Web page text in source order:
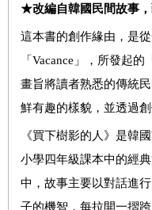
★改編自韓國民間故事
這本書的創作緣由，是
「 Vacance 」，所發起的
畫旨將讀者熟悉的傳統
鮮有趣的樣貌，並透過
《買下樹影的人》是韓
小學四年級課本中的經
中，故事主要以對話進
子的機智，每拉開一摺